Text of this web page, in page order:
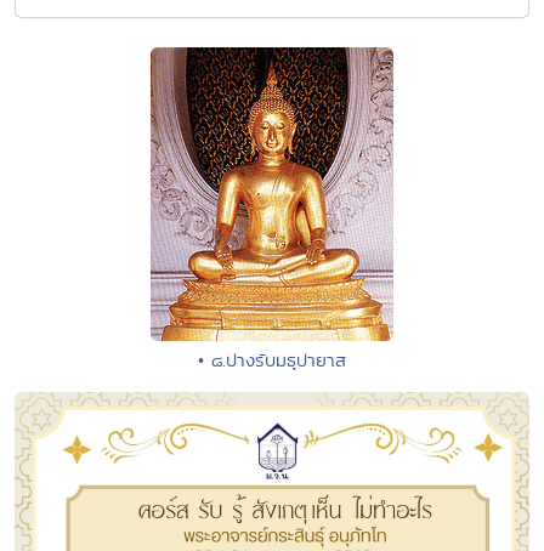
• ๘.ปางรับมธุปายาส